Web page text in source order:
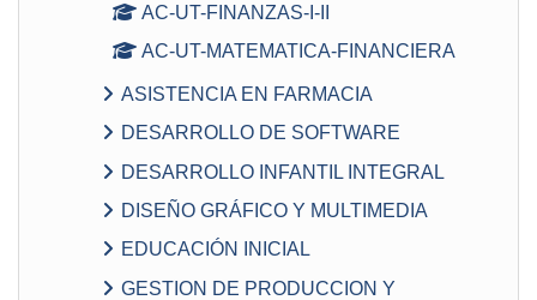
AC-UT-FINANZAS-I-II
AC-UT-MATEMATICA-FINANCIERA
ASISTENCIA EN FARMACIA
DESARROLLO DE SOFTWARE
DESARROLLO INFANTIL INTEGRAL
DISEÑO GRÁFICO Y MULTIMEDIA
EDUCACIÓN INICIAL
GESTION DE PRODUCCION Y